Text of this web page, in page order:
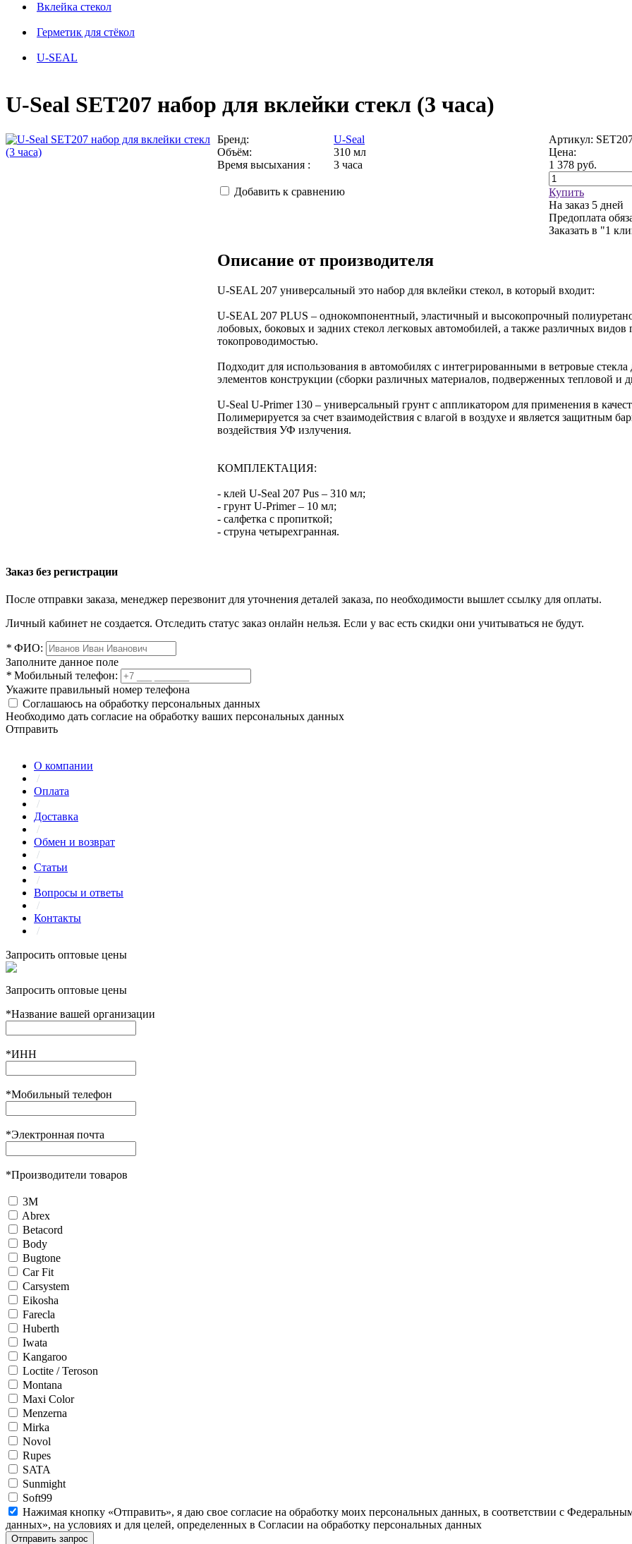
Вклейка стекол
Герметик для стёкол
U-SEAL
U-Seal SET207 набор для вклейки стекл (3 часа)
Бренд:
U-Seal
Объём:
310 мл
Время высыхания :
3 часа
Добавить к сравнению
Артикул:
Цена:
1 378 руб.
Купить
На заказ 5 дней
Предоплата
Заказать в "1
Описание от производителя
U-SEAL 207 универсальный это набор для вклейки стекол, в который входит:
U-SEAL 207 PLUS – однокомпонентный, эластичный и высокопрочный
лобовых, боковых и задних стекол легковых автомобилей, а также различных видов
токопроводимостью.
Подходит для использования в автомобилях с интегрированными в ветровые
элементов конструкции (сборки различных материалов, подверженных тепловой и
U-Seal U-Primer 130 – универсальный грунт с аппликатором для применения в
Полимерируется за счет взаимодействия с влагой в воздухе и является защитным
воздействия УФ излучения.
КОМПЛЕКТАЦИЯ:
- клей U-Seal 207 Pus – 310 мл;
- грунт U-Primer – 10 мл;
- салфетка с пропиткой;
- струна четырехгранная.
Заказ без регистрации
После отправки заказа, менеджер перезвонит для уточнения деталей заказа, по необходимости вышлет ссылку для оплаты.
Личный кабинет не создается. Отследить статус заказ онлайн нельзя. Если у вас есть скидки они учитываться не будут.
* ФИО:
Заполните данное поле
* Мобильный телефон:
Укажите правильный номер телефона
Соглашаюсь на обработку персональных данных
Необходимо дать согласие на обработку ваших персональных данных
Отправить
О компании
/
Оплата
/
Доставка
/
Обмен и возврат
/
Статьи
/
Вопросы и ответы
/
Контакты
/
Запросить оптовые цены
Запросить оптовые цены
*Название вашей организации
*ИНН
*Мобильный телефон
*Электронная почта
*Производители товаров
3М
Abrex
Betacord
Body
Bugtone
Car Fit
Carsystem
Eikosha
Farecla
Huberth
Iwata
Kangaroo
Loctite / Teroson
Montana
Maxi Color
Menzerna
Mirka
Novol
Rupes
SATA
Sunmight
Soft99
Нажимая кнопку «Отправить», я даю свое согласие на обработку моих персональных данных, в соответствии с
данных», на условиях и для целей, определенных в Согласии на обработку персональных данных